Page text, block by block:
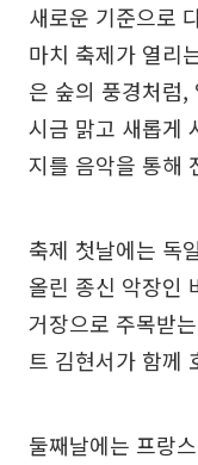
새로운 기준으로
마치 축제가 열리
은 숲의 풍경처럼
시금 맑고 새롭게
지를 음악을 통해
축제 첫날에는 독
올린 종신 악장인
거장으로 주목받
트 김현서가 함께
둘째날에는 프랑